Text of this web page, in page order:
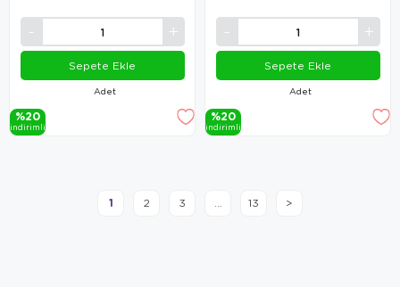
Adet
Sepete Ekle
%20
i̇ndi̇ri̇mli̇
Adet
Sepete Ekle
%20
i̇ndi̇ri̇mli̇
1 2 3 ... 13 >